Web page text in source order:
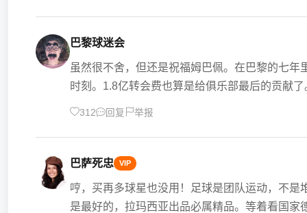
巴黎球迷会
虽然很不舍，但还是祝福姆巴佩。在巴黎的七
时刻。1.8亿转会费也算是给俱乐部最后的贡献
312 回复 举报
巴萨死忠 VIP
哼，买再多球星也没用！足球是团队运动，不
是最好的，拉玛西亚出品必属精品。等着看国家